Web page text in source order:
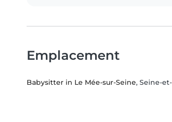
Emplacement
Babysitter in Le Mée-sur-Seine, Seine-